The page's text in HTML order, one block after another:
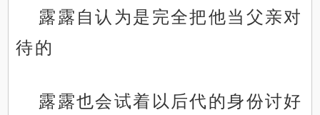
露露自认为是完全把他当父亲对
待的
露露也会试着以后代的身份讨好